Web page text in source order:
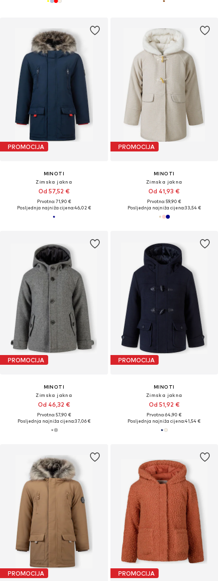
PROMOCIJA
MINOTI
Zimska jakna
Od 57,52 €
Prvotno: 71,90 €
Posljednja najniža cijena:46,02 €
PROMOCIJA
MINOTI
Zimska jakna
Od 41,93 €
Prvotno: 59,90 €
Posljednja najniža cijena:33,54 €
PROMOCIJA
MINOTI
Zimska jakna
Od 46,32 €
Prvotno: 57,90 €
Posljednja najniža cijena:37,06 €
PROMOCIJA
MINOTI
Zimska jakna
Od 51,92 €
Prvotno: 64,90 €
Posljednja najniža cijena:41,54 €
PROMOCIJA PROMOCIJA